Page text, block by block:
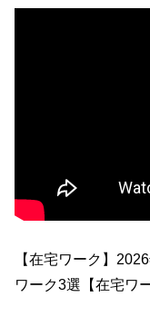
【在宅ワーク】
ワーク3選【在宅ワ